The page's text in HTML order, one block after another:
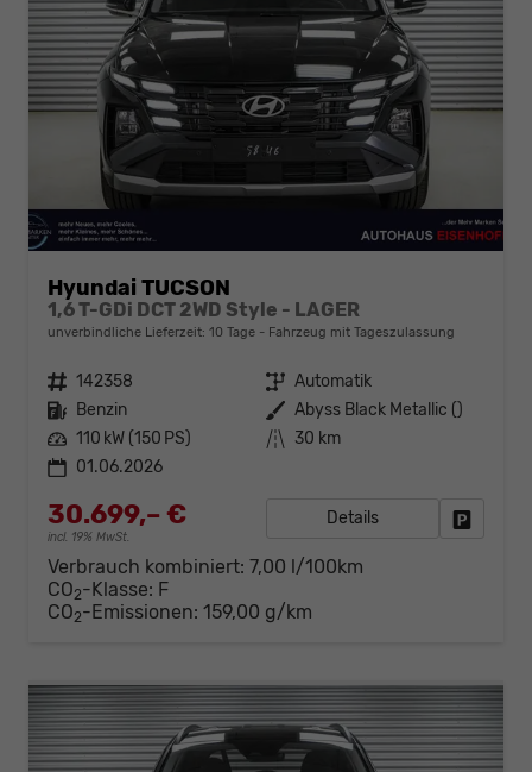
Hyundai TUCSON
1,6 T-GDi DCT 2WD Style - LAGER
unverbindliche Lieferzeit: 10 Tage Fahrzeug mit Tageszulassung
Fahrzeugnr. 142358 Getriebe Automatik
Kraftstoff Benzin Außenfarbe Abyss Black Metallic ()
Leistung 110 kW (150 PS) Kilometerstand 30 km
01.06.2026
30.699,– €
incl. 19% MwSt.
Details
Verbrauch kombiniert: 7,00 l/100km
CO2-Klasse: F
CO2-Emissionen: 159,00 g/km